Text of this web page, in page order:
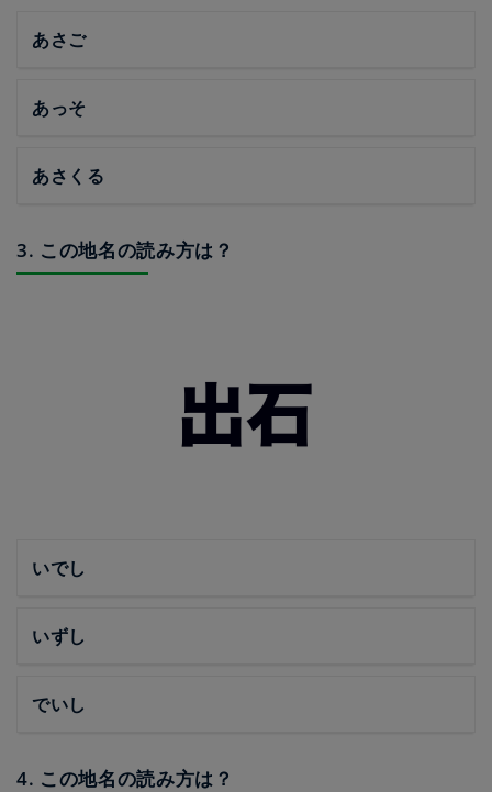
あさご
あっそ
あさくる
3. この地名の読み方は？
いでし
いずし
でいし
4. この地名の読み方は？